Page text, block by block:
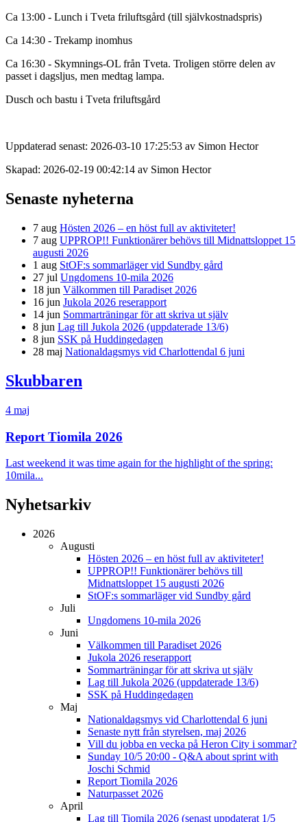
Ca 13:00 - Lunch i Tveta friluftsgård (till självkostnadspris)
Ca 14:30 - Trekamp inomhus
Ca 16:30 - Skymnings-OL från Tveta. Troligen större delen av
passet i dagsljus, men medtag lampa.
Dusch och bastu i Tveta friluftsgård
Uppdaterad senast: 2026-03-10 17:25:53 av Simon Hector
Skapad: 2026-02-19 00:42:14 av Simon Hector
Senaste nyheterna
7 aug Hösten 2026 – en höst full av aktiviteter!
7 aug UPPROP!! Funktionärer behövs till Midnattsloppet 15
augusti 2026
1 aug StOF:s sommarläger vid Sundby gård
27 jul Ungdomens 10-mila 2026
18 jun Välkommen till Paradiset 2026
16 jun Jukola 2026 reserapport
14 jun Sommarträningar för att skriva ut själv
8 jun Lag till Jukola 2026 (uppdaterade 13/6)
8 jun SSK på Huddingedagen
28 maj Nationaldagsmys vid Charlottendal 6 juni
Skubbaren
4 maj
Report Tiomila 2026
Last weekend it was time again for the highlight of the spring:
10mila...
Nyhetsarkiv
2026
Augusti
Hösten 2026 – en höst full av aktiviteter!
UPPROP!! Funktionärer behövs till
Midnattsloppet 15 augusti 2026
StOF:s sommarläger vid Sundby gård
Juli
Ungdomens 10-mila 2026
Juni
Välkommen till Paradiset 2026
Jukola 2026 reserapport
Sommarträningar för att skriva ut själv
Lag till Jukola 2026 (uppdaterade 13/6)
SSK på Huddingedagen
Maj
Nationaldagsmys vid Charlottendal 6 juni
Senaste nytt från styrelsen, maj 2026
Vill du jobba en vecka på Heron City i sommar?
Sunday 10/5 20:00 - Q&A about sprint with
Joschi Schmid
Report Tiomila 2026
Naturpasset 2026
April
Lag till Tiomila 2026 (senast uppdaterat 1/5